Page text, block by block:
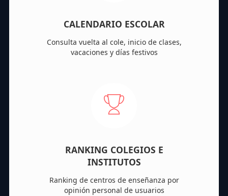
CALENDARIO ESCOLAR
Consulta vuelta al cole, inicio de clases,
vacaciones y días festivos
RANKING COLEGIOS E
INSTITUTOS
Ranking de centros de enseñanza por
opinión personal de usuarios